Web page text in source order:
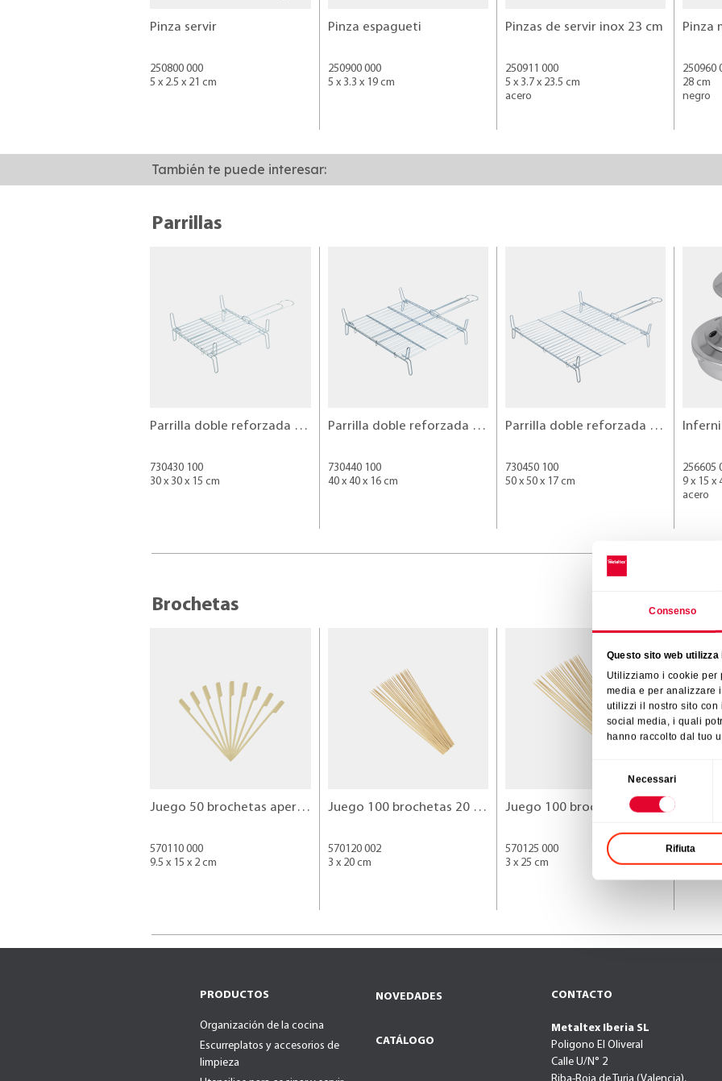
Consenso
Questo sito web utilizza
Utilizziamo i cookie
media e per analizzare
utilizzi il nostro sito con
social media, i quali
hanno raccolto dal tuo
consenso
Necessari
Rifiuta
Pinza servir
250800 000
5 x 2.5 x 21 cm
Pinza espagueti
250900 000
5 x 3.3 x 19 cm
Pinzas de servir inox 23 cm
250911 000
5 x 3.7 x 23.5 cm
acero
250960
28 cm
negro
También te puede interesar:
Parrillas
Parrilla doble reforzada 30x30 cm
730430 100
30 x 30 x 15 cm
Parrilla doble reforzada 40x40 cm
730440 100
40 x 40 x 16 cm
Parrilla doble reforzada 50x50 cm
730450 100
50 x 50 x 17 cm
256605
9 x 15 x
acero
Brochetas
Juego 50 brochetas aperitivo 15 cm
570110 000
9.5 x 15 x 2 cm
Juego 100 brochetas 20 cm
570120 002
3 x 20 cm
Juego 100 brochetas 25 cm
570125 000
3 x 25 cm
251060
33 cm
acero •
PRODUCTOS
Organización de la cocina
Escurreplatos y accesorios de
limpieza
NOVEDADES
CATÁLOGO
CONTACTO
Metaltex Iberia SL
Poligono El Oliveral
Calle U/N° 2